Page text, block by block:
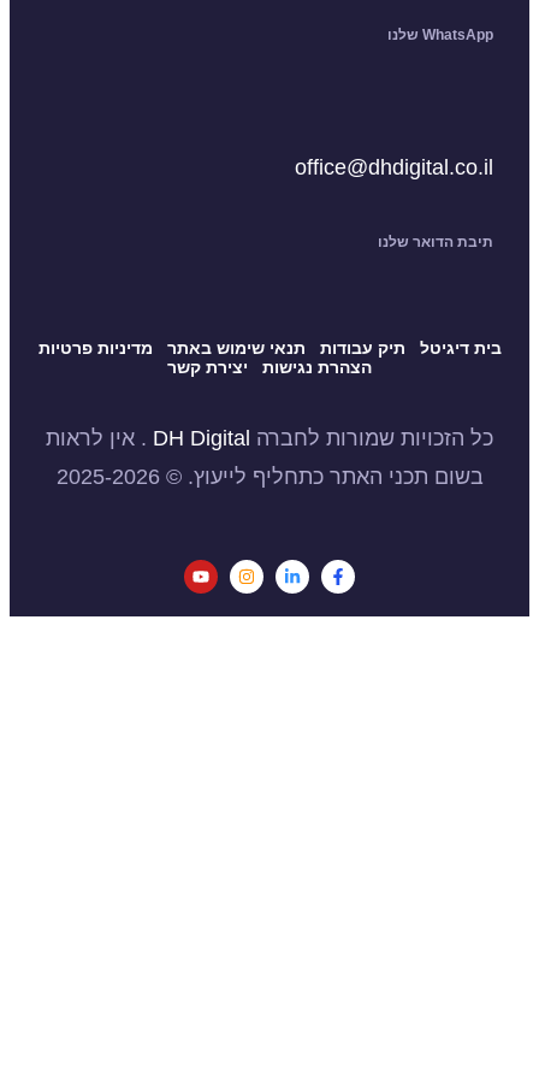
הדואר שלנו
תיק עבודות תנאי שימוש באתר
מדיניות פרטיות
הצהרת נגישות
יצירת קשר
שמורות לחברה DH Digital . אין לראות
תכני האתר כתחליף לייעוץ. © 2025-2026